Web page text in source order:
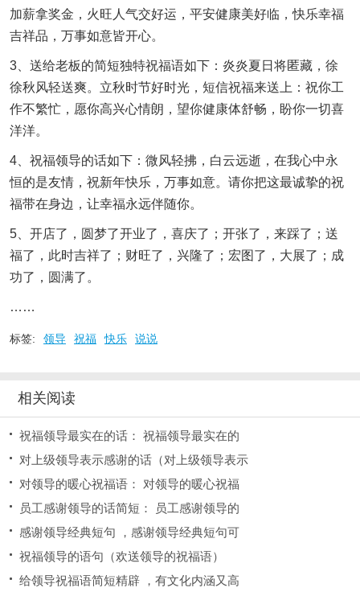
加薪拿奖金，火旺人气交好运，平安健康美好临，快乐幸福
吉祥品，万事如意皆开心。
3、送给老板的简短独特祝福语如下：炎炎夏日将匿藏，徐
徐秋风轻送爽。立秋时节好时光，短信祝福来送上：祝你工
作不繁忙，愿你高兴心情朗，望你健康体舒畅，盼你一切喜
洋洋。
4、祝福领导的话如下：微风轻拂，白云远逝，在我心中永
恒的是友情，祝新年快乐，万事如意。请你把这最诚挚的祝
福带在身边，让幸福永远伴随你。
5、开店了，圆梦了开业了，喜庆了；开张了，来踩了；送
福了，此时吉祥了；财旺了，兴隆了；宏图了，大展了；成
功了，圆满了。
……
标签: 领导 祝福 快乐 说说
相关阅读
祝福领导最实在的话： 祝福领导最实在的
对上级领导表示感谢的话（对上级领导表示
对领导的暖心祝福语： 对领导的暖心祝福
员工感谢领导的话简短： 员工感谢领导的
感谢领导经典短句 ，感谢领导经典短句可
祝福领导的语句（欢送领导的祝福语）
给领导祝福语简短精辟 ，有文化内涵又高